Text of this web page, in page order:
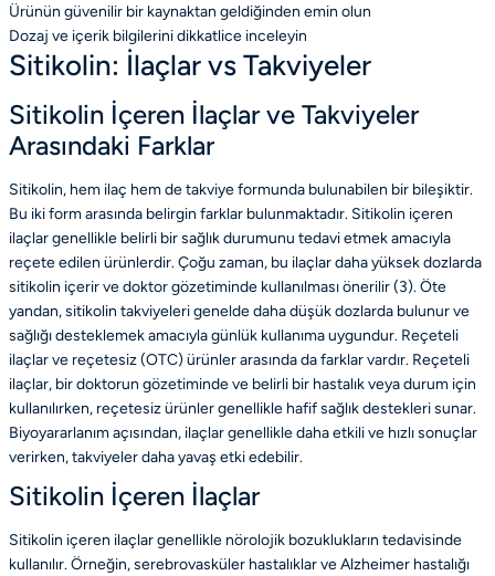
Ürünün güvenilir bir kaynaktan geldiğinden emin olun
Dozaj ve içerik bilgilerini dikkatlice inceleyin
Sitikolin: İlaçlar vs Takviyeler
Sitikolin İçeren İlaçlar ve Takviyeler
Arasındaki Farklar
Sitikolin, hem ilaç hem de takviye formunda bulunabilen bir bileşiktir.
Bu iki form arasında belirgin farklar bulunmaktadır. Sitikolin içeren
ilaçlar genellikle belirli bir sağlık durumunu tedavi etmek amacıyla
reçete edilen ürünlerdir. Çoğu zaman, bu ilaçlar daha yüksek dozlarda
sitikolin içerir ve doktor gözetiminde kullanılması önerilir (3). Öte
yandan, sitikolin takviyeleri genelde daha düşük dozlarda bulunur ve
sağlığı desteklemek amacıyla günlük kullanıma uygundur. Reçeteli
ilaçlar ve reçetesiz (OTC) ürünler arasında da farklar vardır. Reçeteli
ilaçlar, bir doktorun gözetiminde ve belirli bir hastalık veya durum için
kullanılırken, reçetesiz ürünler genellikle hafif sağlık destekleri sunar.
Biyoyararlanım açısından, ilaçlar genellikle daha etkili ve hızlı sonuçlar
verirken, takviyeler daha yavaş etki edebilir.
Sitikolin İçeren İlaçlar
Sitikolin içeren ilaçlar genellikle nörolojik bozuklukların tedavisinde
kullanılır. Örneğin, serebrovasküler hastalıklar ve Alzheimer hastalığı